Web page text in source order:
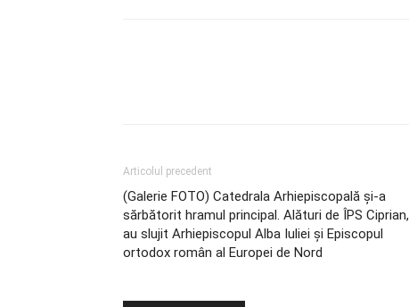
Articolul precedent
(Galerie FOTO) Catedrala Arhiepiscopală și-a
sărbătorit hramul principal. Alături de ÎPS Ciprian,
au slujit Arhiepiscopul Alba Iuliei și Episcopul
ortodox român al Europei de Nord